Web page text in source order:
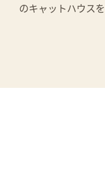
のキャットハウス